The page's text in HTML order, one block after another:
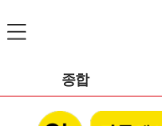
종합